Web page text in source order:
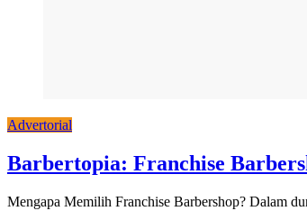
Advertorial
Barbertopia: Franchise
Mengapa Memilih Franchise Barbershop? Dalam